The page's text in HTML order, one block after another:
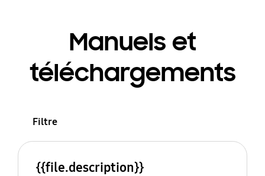
Manuels et
téléchargements
Filtre
{{file.description}}